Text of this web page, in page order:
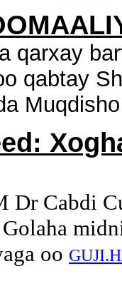
qarxay
qabtay
Dr Cabdi
oo